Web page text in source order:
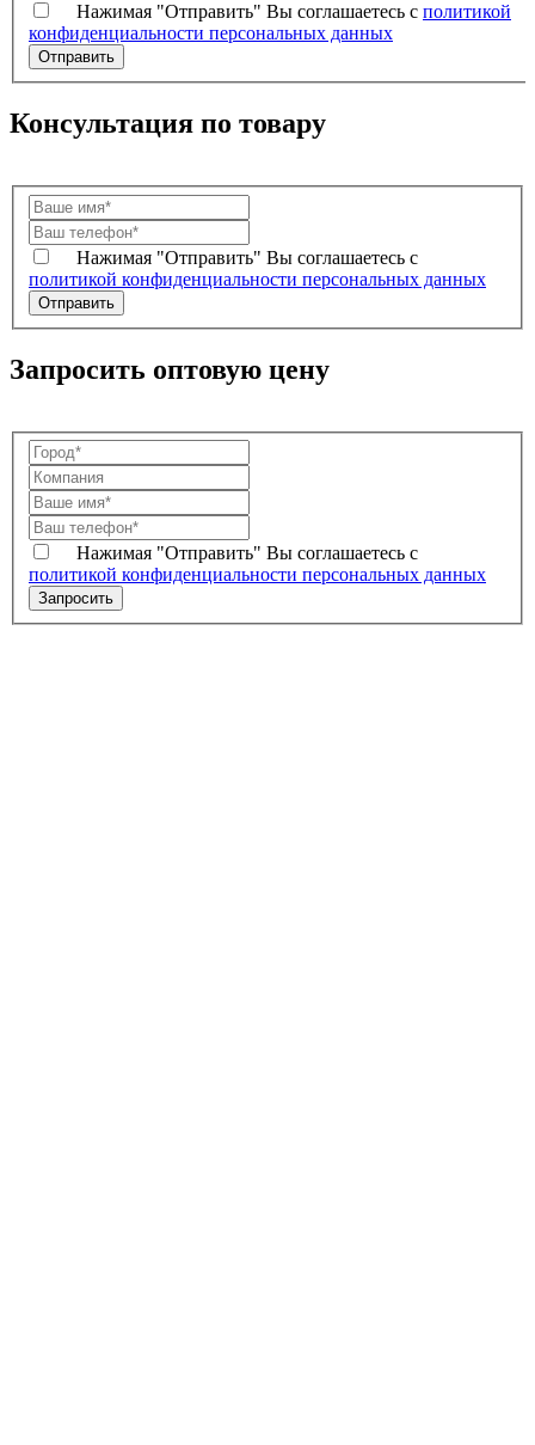
Нажимая "Отправить" Вы соглашаетесь с политикой
конфиденциальности персональных данных
Консультация по товару
Нажимая "Отправить" Вы соглашаетесь с
политикой конфиденциальности персональных данных
Запросить оптовую цену
Нажимая "Отправить" Вы соглашаетесь с
политикой конфиденциальности персональных данных